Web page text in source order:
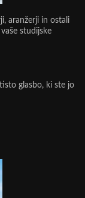
aranžerji in ostali
studijske
glasbo, ki ste jo